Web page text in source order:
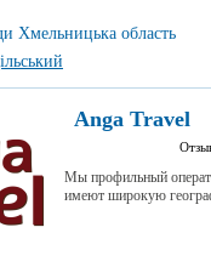
Хмельницька область
Anga Travel
Мы профильный
имеют широкую